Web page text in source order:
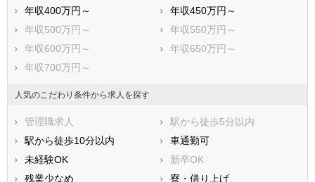
年収400万円～
年収450万円～
年収500万円～
年収550万円～
年収600万円～
年収650万円～
年収700万円～
人気のこだわり条件から求人を探す
管理職求人
駅から徒歩5分以内
駅から徒歩10分以内
車通勤可
未経験OK
新卒OK
残業少なめ
寮・借り上げ